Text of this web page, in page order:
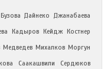
Бузова Дайнеко Джанабаева
Кадыров Кейдж Костнер
Медведев Михалков Моргун
Саакашвили
Сердюков